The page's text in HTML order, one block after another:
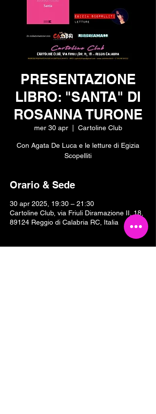
PRESENTAZIONE
LIBRO: "SANTA" DI
ROSANNA TURONE
mer 30 apr
  |
Cartoline Club
Con Agata De Luca e le letture di Egizia
Scopelliti
Orario & Sede
30 apr 2025, 19:30 – 21:30
Cartoline Club, via Friuli Diramazione II, 18,
89124 Reggio di Calabria RC, Italia